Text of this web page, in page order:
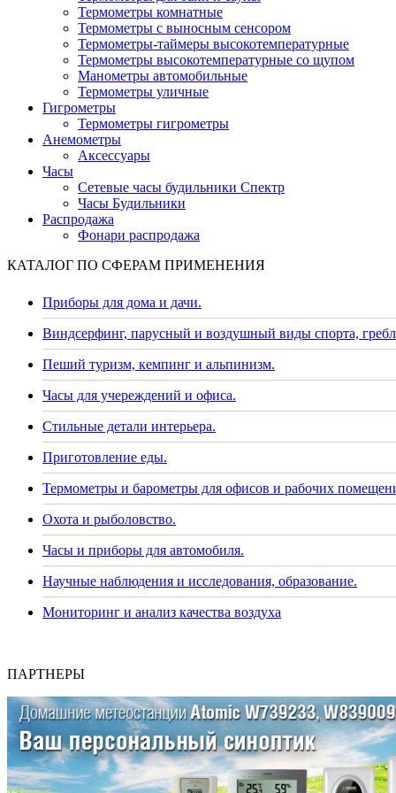
Термометры комнатные
Термометры с выносным сенсором
Термометры-таймеры высокотемпературные
Термометры высокотемпературные со щупом
Манометры автомобильные
Термометры уличные
Гигрометры
Термометры гигрометры
Анемометры
Аксессуары
Часы
Сетевые часы будильники Спектр
Часы Будильники
Распродажа
Фонари распродажа
КАТАЛОГ ПО СФЕРАМ ПРИМЕНЕНИЯ
Приборы для дома и дачи.
Виндсерфинг, парусный и воздушный виды спорта,
Пеший туризм, кемпинг и альпинизм.
Часы для учереждений и офиса.
Стильные детали интерьера.
Приготовление еды.
Термометры и барометры для офисов и рабочих
Охота и рыболовство.
Часы и приборы для автомобиля.
Научные наблюдения и исследования, образование.
Мониторинг и анализ качества воздуха
ПАРТНЕРЫ